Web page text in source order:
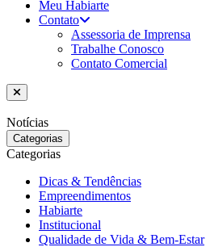
Meu Habiarte
Contato
Assessoria de Imprensa
Trabalhe Conosco
Contato Comercial
Notícias
Categorias
Categorias
Dicas & Tendências
Empreendimentos
Habiarte
Institucional
Qualidade de Vida & Bem-Estar